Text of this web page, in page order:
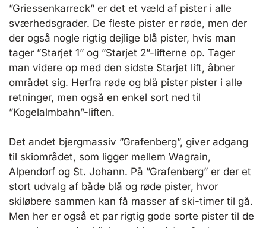
”Griessenkarreck” er det et væld af pister i alle
sværhedsgrader. De fleste pister er røde, men der
der også nogle rigtig dejlige blå pister, hvis man
tager ”Starjet 1” og ”Starjet 2”-lifterne op. Tager
man videre op med den sidste Starjet lift, åbner
området sig. Herfra røde og blå pister pister i alle
retninger, men også en enkel sort ned til
”Kogelalmbahn”-liften.
Det andet bjergmassiv ”Grafenberg”, giver adgang
til skiområdet, som ligger mellem Wagrain,
Alpendorf og St. Johann. På ”Grafenberg” er der et
stort udvalg af både blå og røde pister, hvor
skiløbere sammen kan få masser af ski-timer til gå.
Men her er også et par rigtig gode sorte pister til de